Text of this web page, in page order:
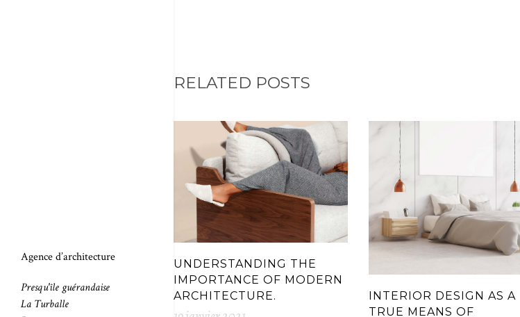
Agence d’architecture
Presqu'île guérandaise
La Turballe
RELATED POSTS
UNDERSTANDING THE
IMPORTANCE OF MODERN
ARCHITECTURE.
INTERIOR DESIGN AS A
TRUE MEANS OF